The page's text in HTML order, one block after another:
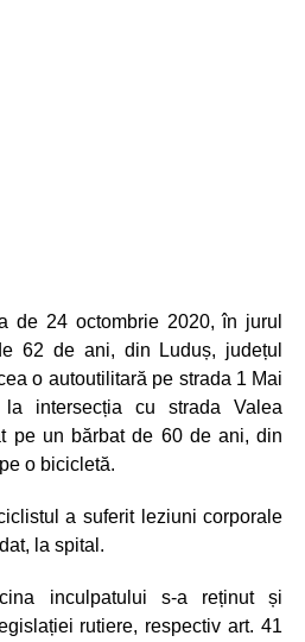
de 24 octombrie 2020, în jurul
62 de ani, din Luduș, județul
o autoutilitară pe strada 1 Mai
intersecția cu strada Valea
pe un bărbat de 60 de ani, din
o bicicletă.
a suferit leziuni corporale
la spital.
inculpatului s-a reținut și
rutiere, respectiv art. 41